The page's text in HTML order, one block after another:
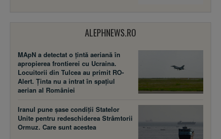
ALEPHNEWS.RO
MApN a detectat o țintă aeriană în
apropierea frontierei cu Ucraina.
Locuitorii din Tulcea au primit RO-
Alert. Ținta nu a intrat în spațiul
aerian al României
Iranul pune șase condiții Statelor
Unite pentru redeschiderea Strâmtorii
Ormuz. Care sunt acestea